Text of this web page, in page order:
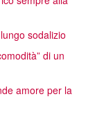
sodalizio
di un
amore per la